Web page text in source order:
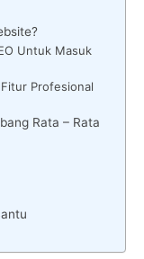
Untuk Masuk
Profesional
Rata – Rata